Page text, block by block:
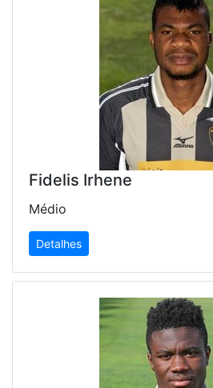
Fidelis Irhene
Médio
Detalhes